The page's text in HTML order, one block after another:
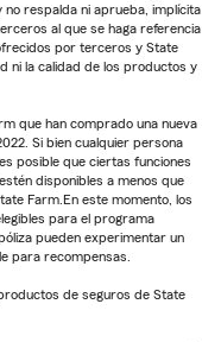
no respalda ni aprueba, implícita
al que se haga referencia
por terceros y State
ni la calidad de los productos y
que han comprado una nueva
Si bien cualquier persona
posible que ciertas funciones
disponibles a menos que
Farm.En este momento, los
para el programa
pueden experimentar un
para recompensas.
de seguros de State